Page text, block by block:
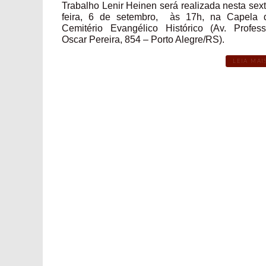
Trabalho Lenir Heinen será realizada nesta
feira, 6 de setembro, às 17h, na Capela
Cemitério Evangélico Histórico (Av.
Oscar Pereira, 854 – Porto Alegre/RS).
LEIA MAIS